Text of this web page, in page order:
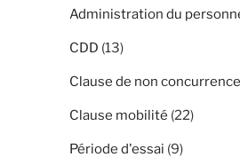
Administration du
CDD (13)
Clause de non concurrence
Clause mobilité (22)
Période d'essai (9)